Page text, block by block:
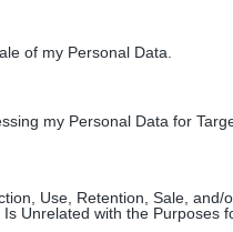
of my Personal Data.
my Personal Data for
Use, Retention, Sale, and/
Unrelated with the Purposes